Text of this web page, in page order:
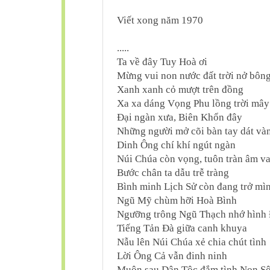
Viết xong năm 1970
.....
Ta về đây Tuy Hoà ơi
Mừng vui non nước đất trời nở bông
Xanh xanh cỏ mượt trên đồng
Xa xa dáng Vọng Phu lồng trời mây
Đại ngàn xưa, Biên Khổn đây
Những người mở cõi bàn tay dát
Dinh Ông chí khí ngút ngàn
Núi Chúa còn vọng, tuôn tràn âm
Bước chân ta dẫu trễ tràng
Bình minh Lịch Sử còn đang trở
Ngũ Mỹ chùm hỡi Hoà Bình
Ngưỡng trông Ngũ Thạch nhớ hình
Tiếng Tản Đà giữa canh khuya
Nẫu lên Núi Chúa xẻ chia chút tình
Lời Ông Cả vẫn đinh ninh